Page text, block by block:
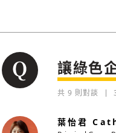
讓綠色
共 9 則對談
葉怡君